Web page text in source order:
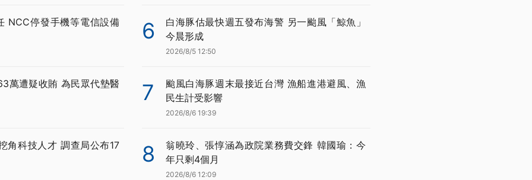
NCC停發手機等電信設備
萬遭疑收賄 為民眾代墊醫
角科技人才 調查局公布17
6
白海豚估最快週五發布海警 另一颱風「鯨魚」
今晨形成
2026/8/5 12:50
7
颱風白海豚週末最接近台灣 漁船進港避風、漁
民生計受影響
2026/8/6 19:39
8
翁曉玲、張惇涵為政院業務費交鋒 韓國瑜：今
年只剩4個月
2026/8/6 12:09